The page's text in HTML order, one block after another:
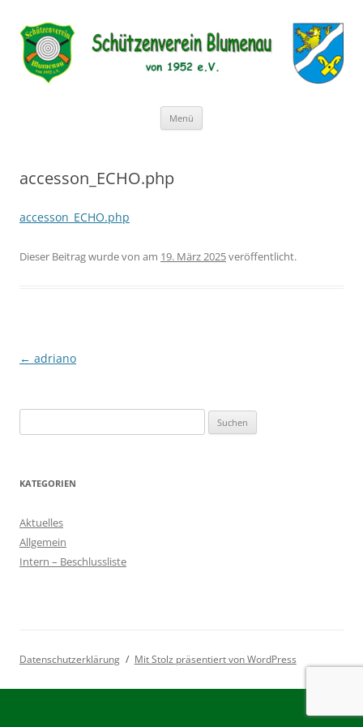
Schützenverein Blumenau von
1952 e.V.
Menü
accesson_ECHO.php
accesson_ECHO.php
Dieser Beitrag wurdevon am 19. März 2025veröffentlicht.
Beitragsnavigation
← adriano
nach:
KATEGORIEN
Aktuelles
Allgemein
Intern – Beschlussliste
Datenschutzerklärung Mit Stolz präsentiert von WordPress